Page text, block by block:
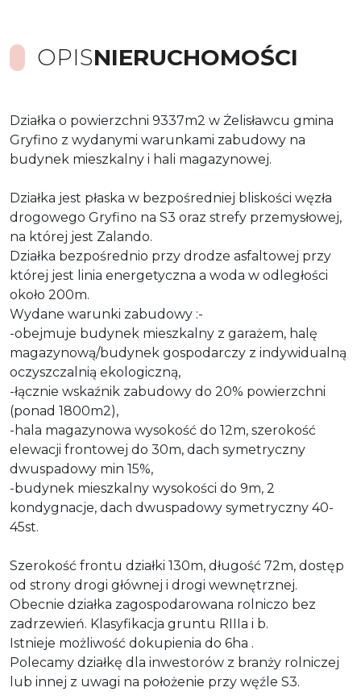
OPISNIERUCHOMOŚCI
Działka o powierzchni 9337m2 w Żelisławcu gmina
Gryfino z wydanymi warunkami zabudowy na
budynek mieszkalny i hali magazynowej.
Działka jest płaska w bezpośredniej bliskości węzła
drogowego Gryfino na S3 oraz strefy przemysłowej,
na której jest Zalando.
Działka bezpośrednio przy drodze asfaltowej przy
której jest linia energetyczna a woda w odległości
około 200m.
Wydane warunki zabudowy :-
-obejmuje budynek mieszkalny z garażem, halę
magazynową/budynek gospodarczy z indywidualną
oczyszczalnią ekologiczną,
-łącznie wskaźnik zabudowy do 20% powierzchni
(ponad 1800m2),
-hala magazynowa wysokość do 12m, szerokość
elewacji frontowej do 30m, dach symetryczny
dwuspadowy min 15%,
-budynek mieszkalny wysokości do 9m, 2
kondygnacje, dach dwuspadowy symetryczny 40-
45st.
Szerokość frontu działki 130m, długość 72m, dostęp
od strony drogi głównej i drogi wewnętrznej.
Obecnie działka zagospodarowana rolniczo bez
zadrzewień. Klasyfikacja gruntu RIIIa i b.
Istnieje możliwość dokupienia do 6ha .
Polecamy działkę dla inwestorów z branży rolniczej
lub innej z uwagi na położenie przy węźle S3.